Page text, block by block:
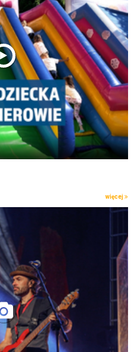
więcej